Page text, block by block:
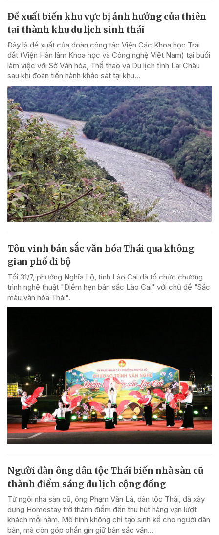
Đề xuất biến khu vực bị ảnh hưởng của thiên
tai thành khu du lịch sinh thái
Đây là đề xuất của đoàn công tác Viện Các Khoa học Trái
đất (Viện Hàn lâm Khoa học và Công nghệ Việt Nam) tại buổi
làm việc với Sở Văn hóa, Thể thao và Du lịch tỉnh Lai Châu
sau khi đoàn tiến hành khảo sát tại khu...
Tôn vinh bản sắc văn hóa Thái qua không
gian phố đi bộ
Tối 31/7, phường Nghĩa Lộ, tỉnh Lào Cai đã tổ chức chương
trình nghệ thuật "Điểm hẹn bản sắc Lào Cai" với chủ đề "Sắc
màu văn hóa Thái".
Người đàn ông dân tộc Thái biến nhà sàn cũ
thành điểm sáng du lịch cộng đồng
Từ ngôi nhà sàn cũ, ông Phạm Văn Lá, dân tộc Thái, đã xây
dựng Homestay trở thành điểm đến thu hút hàng vạn lượt
khách mỗi năm. Mô hình không chỉ tạo sinh kế cho người dân
bản, mà còn góp phần gìn giữ bản sắc văn...